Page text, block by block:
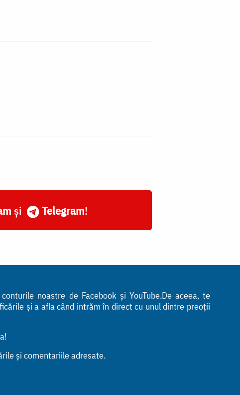
și Telegram!
noastre de Facebook și YouTube.De aceea, te
și a afla când intrăm în direct cu unul dintre preoții
și comentariile adresate.